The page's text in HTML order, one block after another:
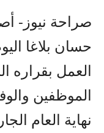
صراحة نيوز-
حسان بلاغا
العمل بقراره
الموظفين
نهاية العام